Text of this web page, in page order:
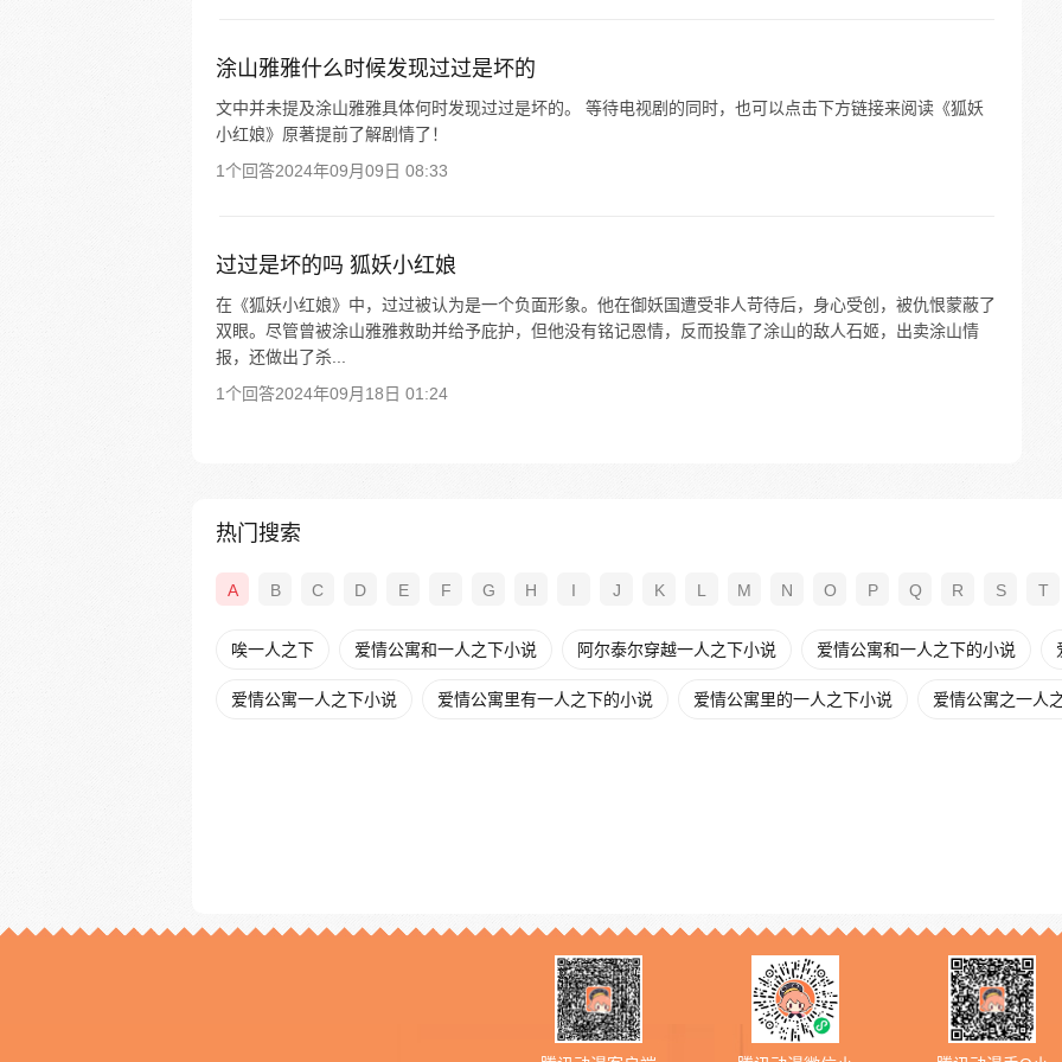
涂山雅雅什么时候发现过过是坏的
文中并未提及涂山雅雅具体何时发现过过是坏的。 等待电视剧的同时，也可以点击下方链接来阅读《狐妖
小红娘》原著提前了解剧情了！
1个回答2024年09月09日 08:33
过过是坏的吗 狐妖小红娘
在《狐妖小红娘》中，过过被认为是一个负面形象。他在御妖国遭受非人苛待后，身心受创，被仇恨蒙蔽了
双眼。尽管曾被涂山雅雅救助并给予庇护，但他没有铭记恩情，反而投靠了涂山的敌人石姬，出卖涂山情
报，还做出了杀...
1个回答2024年09月18日 01:24
热门搜索
A B C D E F G H I J K L M N O P Q R S T
唉一人之下 爱情公寓和一人之下小说 阿尔泰尔穿越一人之下小说 爱情公寓和一人之下的小说
爱情公寓一人之下小说 爱情公寓里有一人之下的小说 爱情公寓里的一人之下小说 爱情公寓之一人